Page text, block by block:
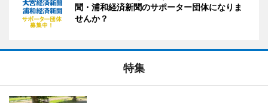
聞・浦和経済新聞のサポーター団体になりま
せんか？
特集